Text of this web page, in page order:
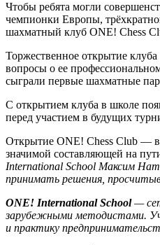
Чтобы ребята могли
чемпионки Европы,
шахматный клуб ONE! Chess
Торжественное открытие
вопросы о ее
сыграли первые шахматные
С открытием клуба в школе
перед участием в будущих
Открытие ONE! Chess Club —
значимой составляющей на
International School Максим
принимать решения,
ONE! International School—
зарубежными методистами.
и практику